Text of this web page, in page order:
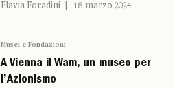
Flavia Foradini 18 marzo 2024
Musei e Fondazioni
A Vienna il Wam, un museo per
l’Azionismo